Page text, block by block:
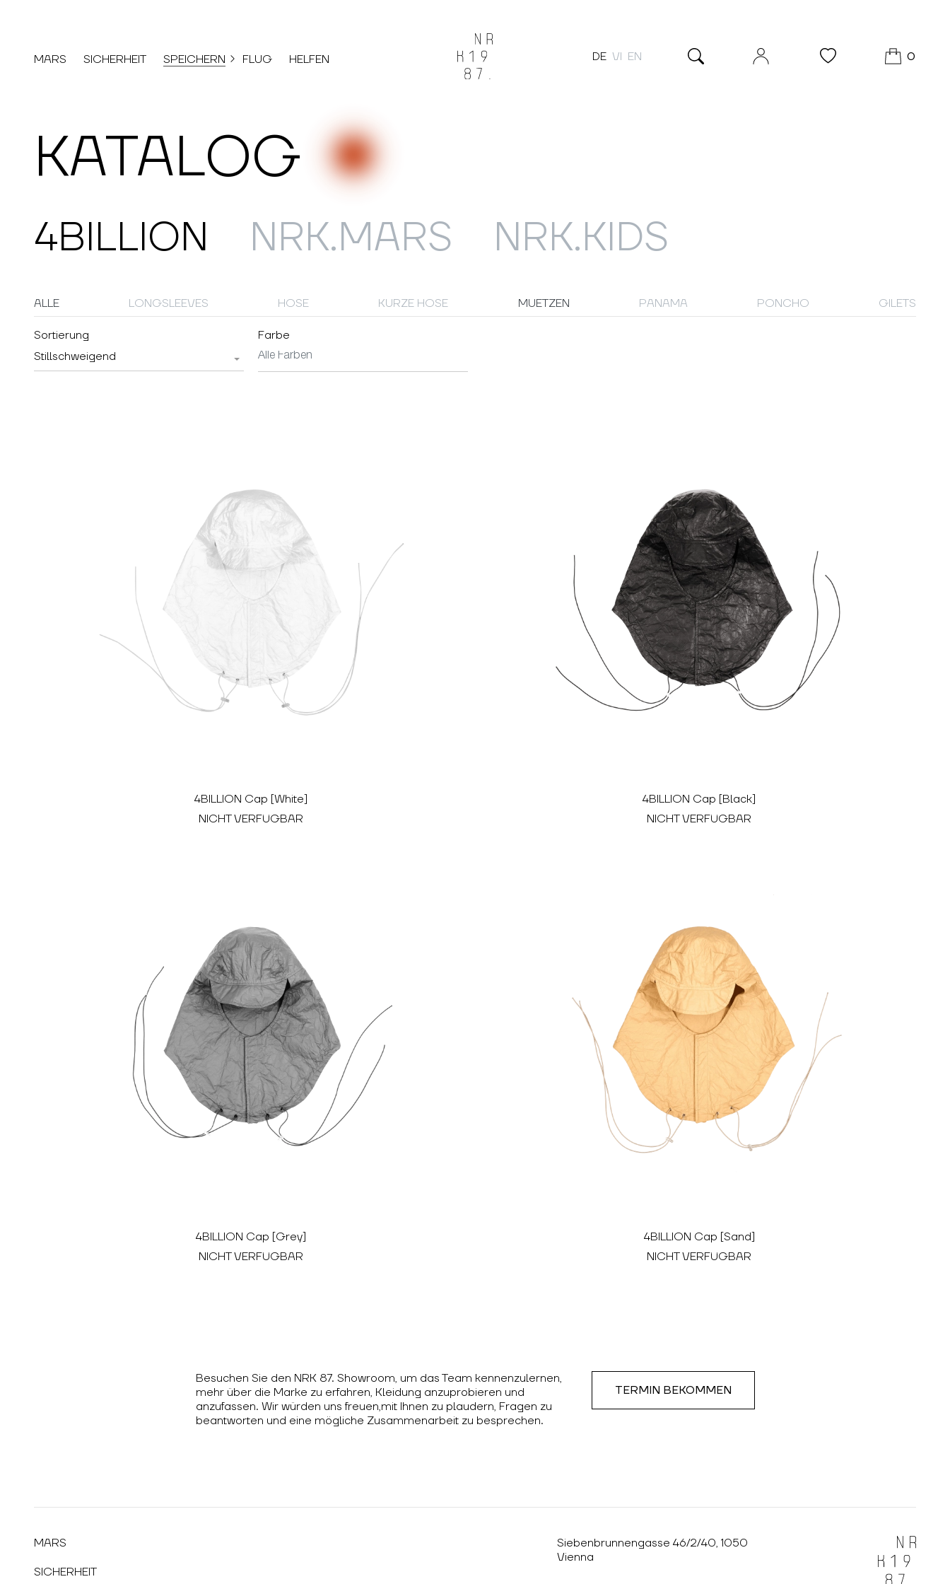
MARS SICHERHEIT SPEICHERN FLUG HELFEN DE VI EN 0
KATALOG
4BILLION NRK.MARS NRK.KIDS
ALLE LONGSLEEVES HOSE KURZE HOSE MUETZEN PANAMA PONCHO GILETS
Sortierung
Stillschweigend
Farbe
4BILLION Cap [White]
NICHT VERFÜGBAR
4BILLION Cap [Black]
NICHT VERFÜGBAR
4BILLION Cap [Grey]
NICHT VERFÜGBAR
4BILLION Cap [Sand]
NICHT VERFÜGBAR
Besuchen Sie den NRK 87. Showroom, um das Team kennenzulernen,
mehr über die Marke zu erfahren, Kleidung anzuprobieren und
anzufassen. Wir würden uns freuen,mit Ihnen zu plaudern, Fragen zu
beantworten und eine mögliche Zusammenarbeit zu besprechen.
TERMIN BEKOMMEN
MARS
SICHERHEIT
Siebenbrunnengasse 46/2/40, 1050
Vienna